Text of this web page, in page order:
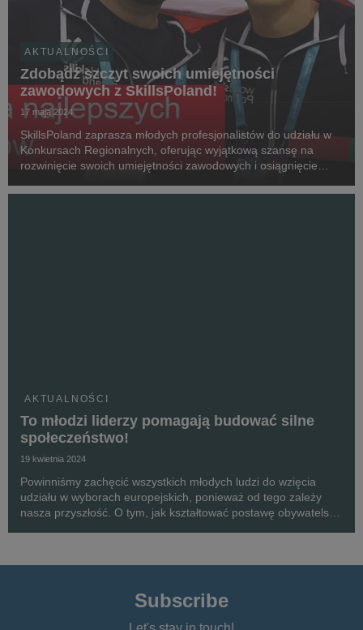
AKTUALNOŚCI
Zdobądź szczyt swoich umiejętności
zawodowych z SkillsPoland!
17 maja 2024
SkillsPoland zaprasza młodych profesjonalistów do udziału w
Konkursach Regionalnych, oferując wyjątkową szansę na
rozwinięcie swoich umiejętności zawodowych i osiągnięcie
AKTUALNOŚCI
To młodzi liderzy pomagają budować silne
społeczeństwo!
19 kwietnia 2024
Powinniśmy zachęcić wszystkich młodych ludzi do wzięcia
udziału w wyborach europejskich, ponieważ od tego zależy
nasza przyszłość. O tym, jak kształtować postawę obywatelską
Subscribe